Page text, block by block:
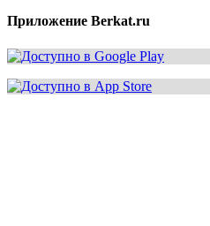
Приложение Berkat.ru